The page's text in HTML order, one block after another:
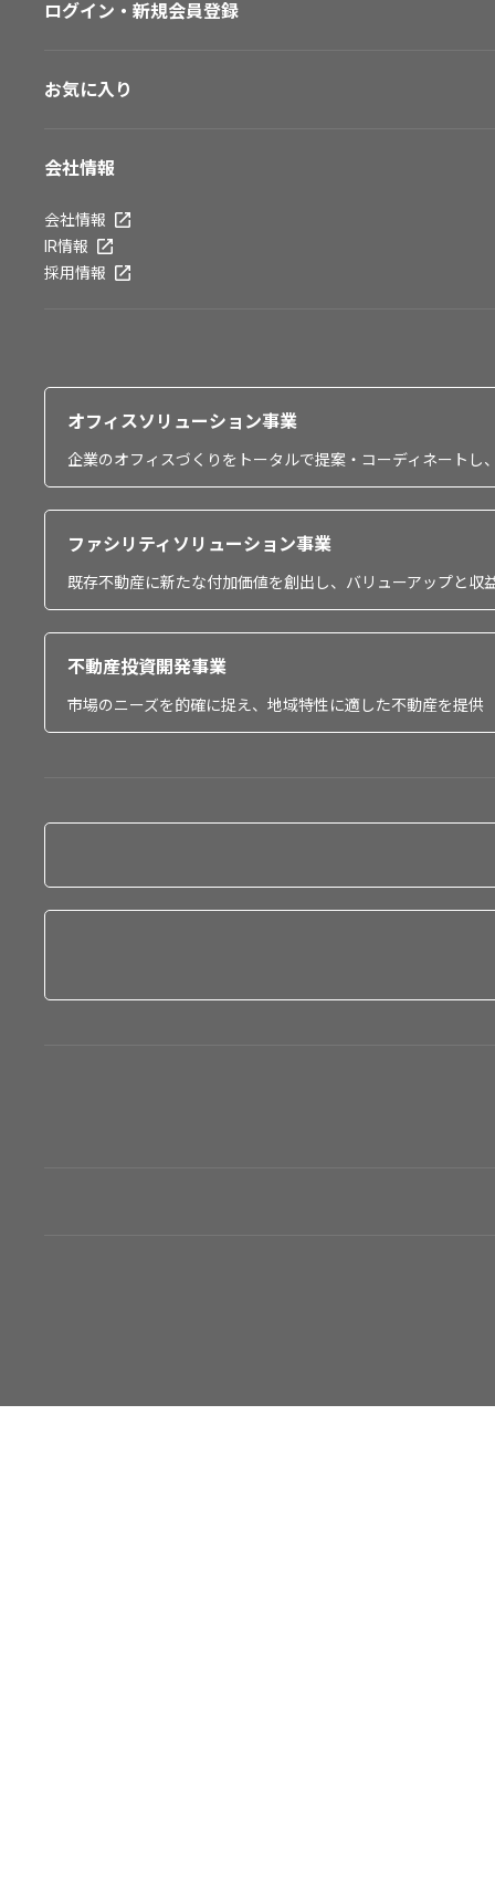
ログイン・新規会員登録
お気に入り
会社情報
会社情報
IR情報
採用情報
オフィスソリューション事業
企業のオフィスづくりをトータルで提案・コーディネート
ファシリティソリューション事業
既存不動産に新たな付加価値を創出し、バリューアップと収
不動産投資開発事業
市場のニーズを的確に捉え、地域特性に適した不動産を提供